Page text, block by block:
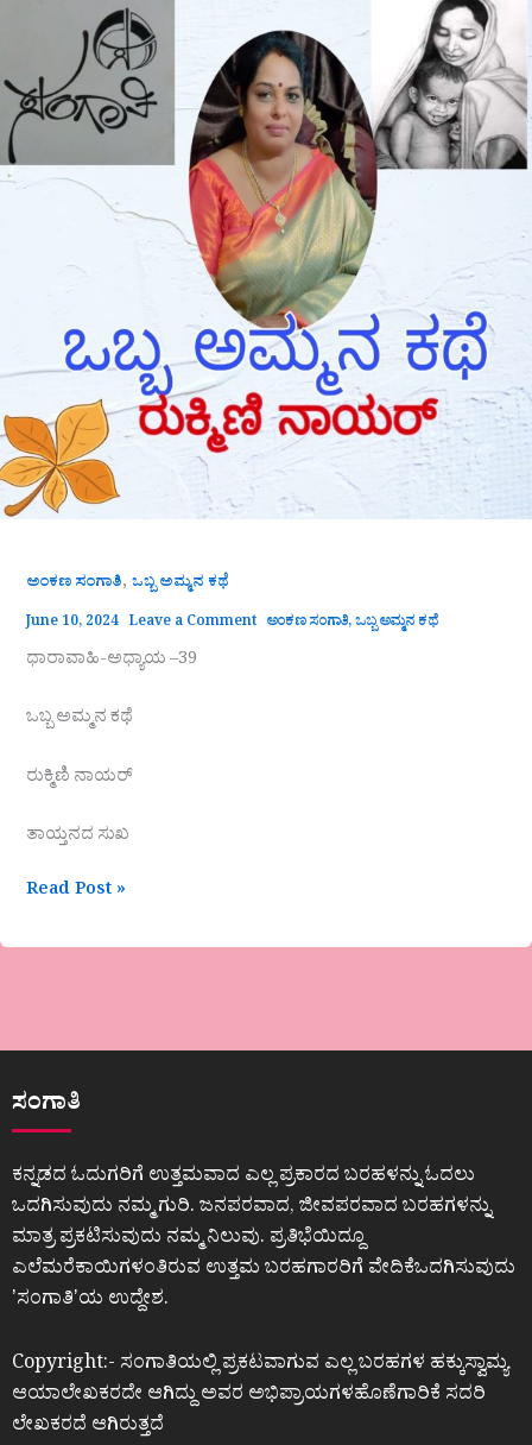
ಅಂಕಣ ಸಂಗಾತಿ, ಒಬ್ಬ ಅಮ್ಮನ ಕಥೆ
June 10, 2024 Leave a Comment ಅಂಕಣ ಸಂಗಾತಿ,ಒಬ್ಬ ಅಮ್ಮನ ಕಥೆ
ಧಾರಾವಾಹಿ-ಅಧ್ಯಾಯ –39
ಒಬ್ಬ ಅಮ್ಮನ ಕಥೆ
ರುಕ್ಮಿಣಿ ನಾಯರ್
ತಾಯ್ತನದ ಸುಖ
Read Post »
ಸಂಗಾತಿ
ಕನ್ನಡದ ಓದುಗರಿಗೆ ಉತ್ತಮವಾದ ಎಲ್ಲ ಪ್ರಕಾರದ ಬರಹಳನ್ನು ಓದಲು
ಒದಗಿಸುವುದು ನಮ್ಮ ಗುರಿ. ಜನಪರವಾದ, ಜೀವಪರವಾದ ಬರಹಗಳನ್ನು
ಮಾತ್ರ ಪ್ರಕಟಿಸುವುದು ನಮ್ಮ ನಿಲುವು. ಪ್ರತಿಭೆಯಿದ್ದೂ
ಎಲೆಮರೆಕಾಯಿಗಳಂತಿರುವ ಉತ್ತಮ ಬರಹಗಾರರಿಗೆ ವೇದಿಕೆಒದಗಿಸುವುದು
ʼಸಂಗಾತಿʼಯ ಉದ್ದೇಶ.
Copyright:- ಸಂಗಾತಿಯಲ್ಲಿ ಪ್ರಕಟವಾಗುವ ಎಲ್ಲ ಬರಹಗಳ ಹಕ್ಕುಸ್ವಾಮ್ಯ
ಆಯಾಲೇಖಕರದೇ ಆಗಿದ್ದು ಅವರ ಅಭಿಪ್ರಾಯಗಳಹೊಣೆಗಾರಿಕೆ ಸದರಿ
ಲೇಖಕರದೆ ಆಗಿರುತ್ತದೆ